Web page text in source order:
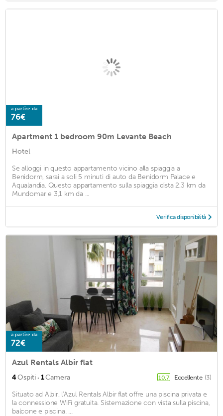
a partire da
76€
Apartment 1 bedroom 90m Levante Beach
Hotel
Se alloggi in questo appartamento vicino alla spiaggia a
Benidorm, sarai a soli 5 minuti di auto da Benidorm Palace e
Aqualandia. Questo appartamento sulla spiaggia dista 2,3 km da
Mundomar e 3,1 km da ...
Verifica disponibilità
a partire da
72€
Azul Rentals Albir flat
4Ospiti · 1Camera 10,7 Eccellente (3)
Situato ad Albir, l'Azul Rentals Albir flat offre una piscina privata e
la connessione WiFi gratuita. Sistemazione con vista sulla piscina,
balcone e piscina. ...